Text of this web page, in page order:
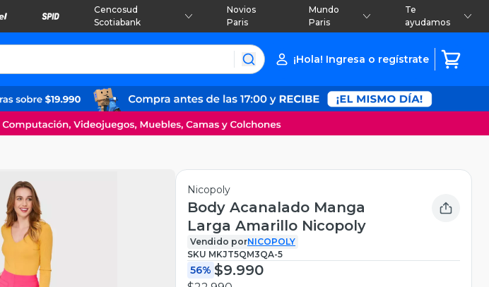
Cencosud
Scotiabank
Novios
Paris
Mundo
Paris
Te
ayudamos
¡Hola! Ingresa o regístrate
Nicopoly
Body Acanalado Manga
Larga Amarillo Nicopoly
Vendido porNICOPOLY
SKU MKJT5QM3QA-5
56% $9.990